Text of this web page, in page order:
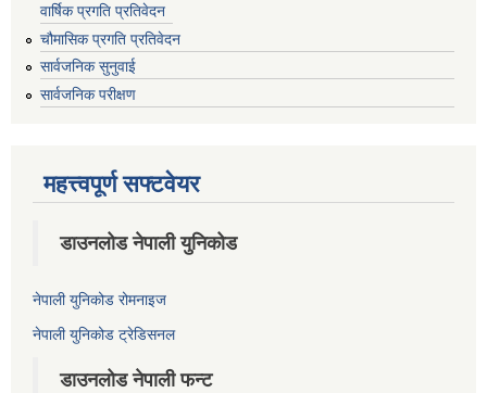
वार्षिक प्रगति प्रतिवेदन
चौमासिक प्रगति प्रतिवेदन
सार्वजनिक सुनुवाई
सार्वजनिक परीक्षण
महत्त्वपूर्ण सफ्टवेयर
डाउनलोड नेपाली युनिकोड
नेपाली युनिकोड रोमनाइज
नेपाली युनिकोड ट्रेडिसनल
डाउनलोड नेपाली फन्ट